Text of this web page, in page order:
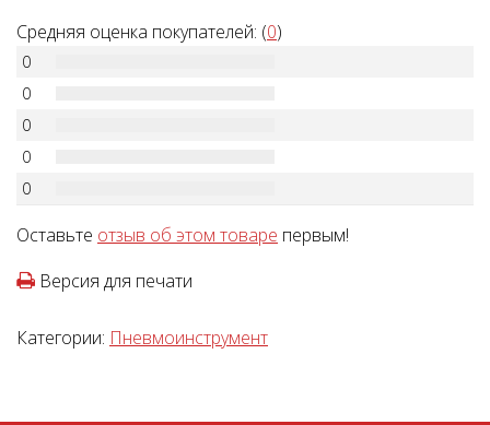
Средняя оценка покупателей: (0)
0
0
0
0
0
Оставьте отзыв об этом товаре первым!
Версия для печати
Категории: Пневмоинструмент